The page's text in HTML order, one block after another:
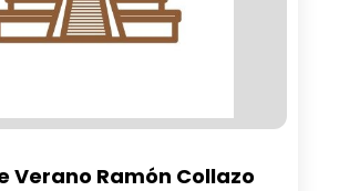
Verano Ramón Collazo